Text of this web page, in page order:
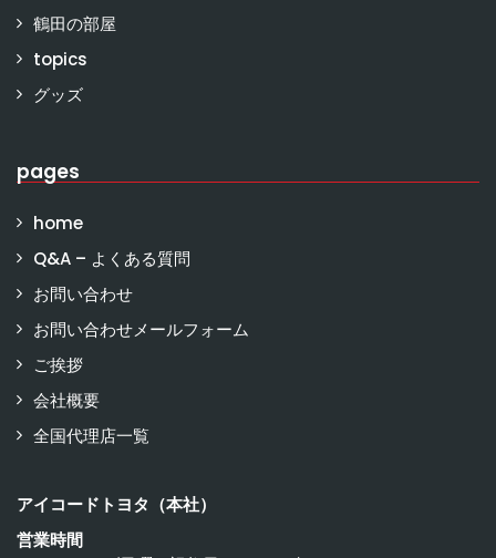
鶴田の部屋
topics
グッズ
pages
home
Q&A – よくある質問
お問い合わせ
お問い合わせメールフォーム
ご挨拶
会社概要
全国代理店一覧
アイコードトヨタ（本社）
営業時間